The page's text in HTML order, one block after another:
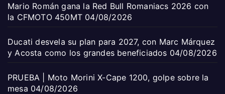
Mario Román gana la Red Bull Romaniacs 2026 con
la CFMOTO 450MT 04/08/2026
Ducati desvela su plan para 2027, con Marc Márquez
y Acosta como los grandes beneficiados 04/08/2026
PRUEBA | Moto Morini X-Cape 1200, golpe sobre la
mesa 04/08/2026